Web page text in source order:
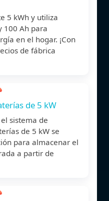
5 kWh y utiliza
100 Ah para
en el hogar. ¡Con
de fábrica
de 5 kW
sistema de
de 5 kW se
para almacenar el
a partir de